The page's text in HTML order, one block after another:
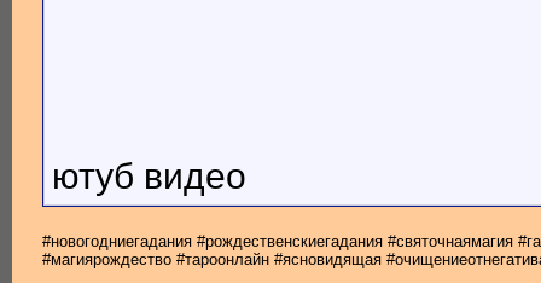
ютуб видео
#новогодниегадания #рождественскиегадания #святочнаямагия
#магиярождество #тароонлайн #ясновидящая